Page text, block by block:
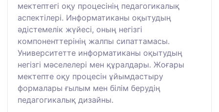
мектептегі оқу процесінің педагогикалық
аспектілері. Информатиканы оқытудың
әдістемелік жүйесі, оның негізгі
компоненттерінің жалпы сипаттамасы.
Университетте информатиканы оқытудың
негізгі мәселелері мен құралдары. Жоғары
мектепте оқу процесін ұйымдастыру
формалары ғылым мен білім берудің
педагогикалық дизайны.